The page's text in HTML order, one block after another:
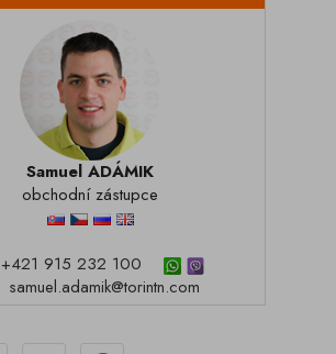
Samuel ADÁMIK
obchodní zástupce
+421 915 232 100
samuel.adamik@torintn.com